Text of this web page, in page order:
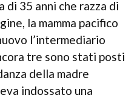
di 35 anni che razza di
la mamma pacifico
l’intermediario
tre sono stati posti
della madre
indossato una